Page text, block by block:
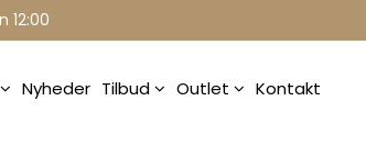
12:00
Nyheder Tilbud Outlet Kontakt